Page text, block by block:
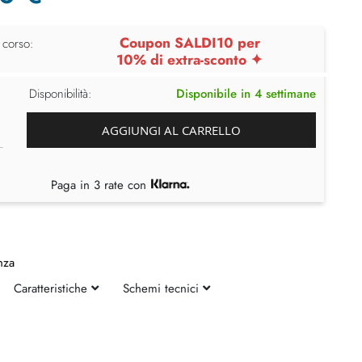
Coupon SALDI10 per
10% di extra-sconto ✦
Disponibilità: Disponibile in 4 settimane
AGGIUNGI AL CARRELLO
Paga in 3 rate con
Caratteristiche
Schemi tecnici